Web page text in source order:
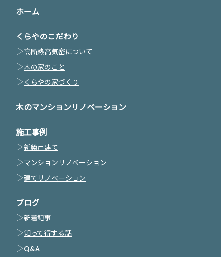
ホーム
くらやのこだわり
▷高断熱高気密について
▷木の家のこと
▷ くらやの家づくり
木のマンションリノベーション
施工事例
▷新築戸建て
▷マンションリノベーション
▷建てリノベーション
ブログ
▷新着記事
▷知って得する話
▷Q&A